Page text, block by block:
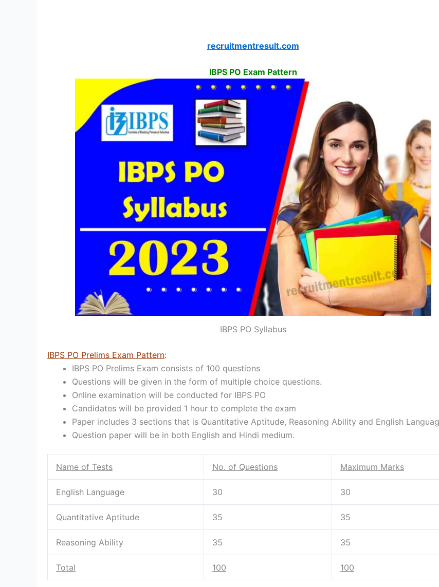
recruitmentresult.com
IBPS PO Exam Pattern
IBPS PO Syllabus
IBPS PO Prelims Exam Pattern:
IBPS PO Prelims Exam consists of 100 questions
Questions will be given in the form of multiple choice questions.
Online examination will be conducted for IBPS PO
Candidates will be provided 1 hour to complete the exam
Paper includes 3 sections that is Quantitative Aptitude, Reasoning Ability and English
Question paper will be in both English and Hindi medium.
Name of Tests No. of Questions Maximum Marks
English Language 30 30
Quantitative Aptitude 35 35
Reasoning Ability 35 35
Total 100 100